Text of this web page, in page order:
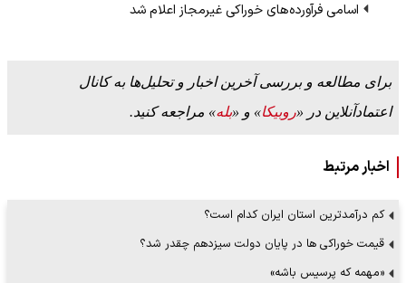
اسامی فرآورده‌های خوراکی غیرمجاز اعلام شد
برای مطالعه و بررسی آخرین اخبار و تحلیل‌ها به کانال
اعتمادآنلاین در «روبیکا» و «بله» مراجعه کنید.
اخبار مرتبط
کم درآمدترین استان ایران کدام است؟
قیمت خوراکی‌ ها در پایان دولت سیزدهم چقدر شد؟
«مهمه که پرسیس باشه»